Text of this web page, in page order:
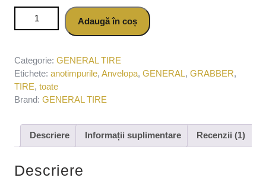
Cantitate Anvelopa toate anotimpurile GENERAL TIRE
GRABBER A_S 365 215/55 R18 99V
Adaugă în coș
Categorie: GENERAL TIRE
Etichete: anotimpurile, Anvelopa, GENERAL, GRABBER,
TIRE, toate
Brand: GENERAL TIRE
Descriere Informații suplimentare Recenzii (1)
Descriere